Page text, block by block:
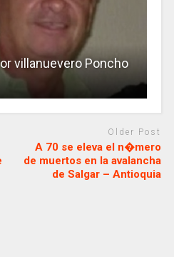
villanuevero Poncho
Older Post
A 70 se eleva el n�mero
de muertos en la avalancha
de Salgar – Antioquia